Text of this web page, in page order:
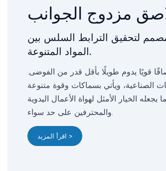
مزدوج الجوانب
لتحقيق الترابط السلس بين
المواد المتنوعة.
قويًا يدوم طويلًا بأقل قدر من الفوضى.
الصناعية، ويأتي بسماكات وقوة متنوعة
الخيار الأمثل لهواة الأعمال اليدوية
والمحترفين على حد سواء.
اقرأ المزيد >